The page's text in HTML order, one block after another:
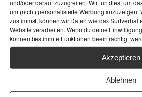
und/oder darauf zuzugreifen. Wir tun dies, um
um (nicht) personalisierte Werbung anzuzeigen.
zustimmst, können wir Daten wie das
Website verarbeiten. Wenn du deine
können bestimmte Funktionen beeinträchtigt
Akzeptieren
Ablehnen
Skurril im Titel, eigenwillig in der
rhythmisch pointiert – hier spielen Trio
spannende konzeptuelle Rolle.
Palma Amore
Poetisch und etwas schwärmerisch.